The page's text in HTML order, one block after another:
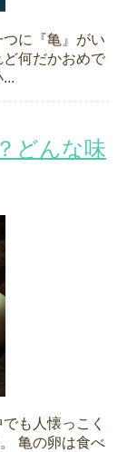
つに『亀』がい
何だかおめで
どんな味
も人懐っこく
亀の卵は食べ